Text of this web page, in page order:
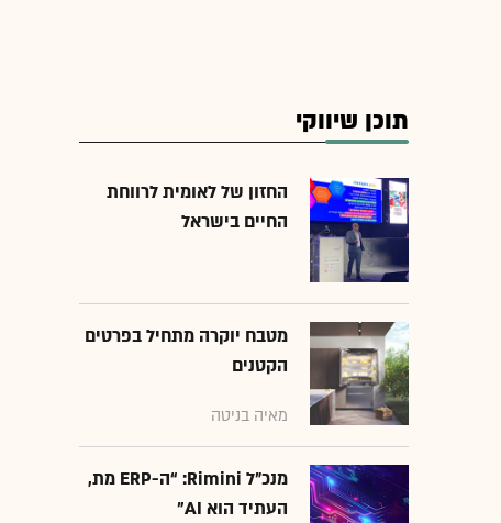
תוכן שיווקי
החזון של לאומית לרווחת
החיים בישראל
מטבח יוקרה מתחיל בפרטים
הקטנים
מאיה בניטה
מנכ״ל Rimini: “ה-ERP מת,
העתיד הוא AI"